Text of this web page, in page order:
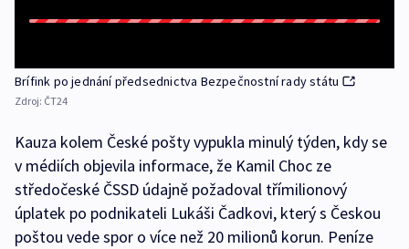
Brífink po jednání předsednictva Bezpečnostní rady státu
Zdroj: ČT24
Kauza kolem České pošty vypukla minulý týden, kdy se
v médiích objevila informace, že Kamil Choc ze
středočeské ČSSD údajně požadoval třímilionový
úplatek po podnikateli Lukáši Čadkovi, který s Českou
poštou vede spor o více než 20 milionů korun. Peníze